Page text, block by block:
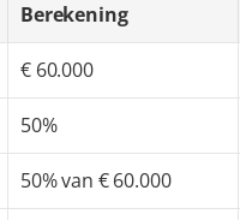
Berekening
€ 60.000
50%
50% van € 60.000